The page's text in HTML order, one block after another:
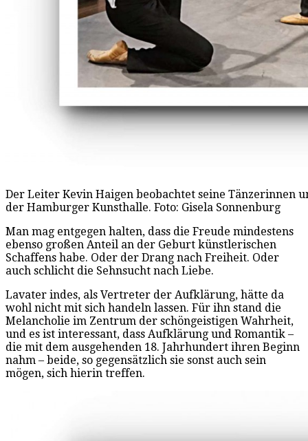
Der Leiter Kevin Haigen beobachtet seine Tänzerinnen
der Hamburger Kunsthalle. Foto: Gisela Sonnenburg
Man mag entgegen halten, dass die Freude mindestens
ebenso großen Anteil an der Geburt künstlerischen
Schaffens habe. Oder der Drang nach Freiheit. Oder
auch schlicht die Sehnsucht nach Liebe.
Lavater indes, als Vertreter der Aufklärung, hätte da
wohl nicht mit sich handeln lassen. Für ihn stand die
Melancholie im Zentrum der schöngeistigen Wahrheit,
und es ist interessant, dass Aufklärung und Romantik –
die mit dem ausgehenden 18. Jahrhundert ihren Beginn
nahm – beide, so gegensätzlich sie sonst auch sein
mögen, sich hierin treffen.